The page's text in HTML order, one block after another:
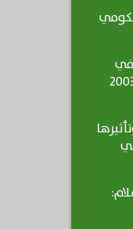
في
إزاء التغيير بعد 2003